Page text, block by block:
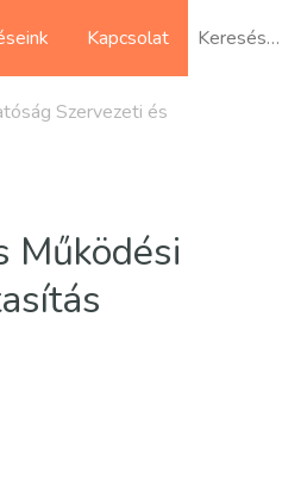
Kapcsolat
Szervezeti és
Működési